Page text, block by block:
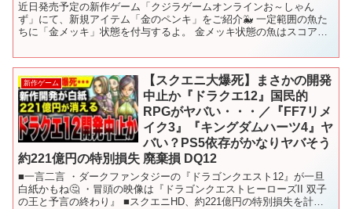
近日発売予定の新作ゲーム「クジラゲームオンラインお～しゃん
ず」にて、新規アイテム「金のペンキ」をご紹介🐳 一定範囲の魚た
ちに「金メッキ」状態を付与するよ。 金メッキ状態の魚はスコアの
新作ゲーム
【スクエニ大爆死】まさかの開発
中止か『ドラクエ12』国民的
RPGがヤバい・・・／『FF7リメ
イク3』『キングダムハーツ4』ヤ
バい？PS5依存がかなりヤバそう
約221億円の特別損失 廃棄損 DQ12
■一言二言 ・ダークファンタジーの『ドラゴンクエスト12』が一旦
白紙かもね🤔 ・冒頭の映像は『ドラゴンクエストヒーローズII 双子
の王と予言の終わり』 ■スクエニHD、約221億円の特別損失を計上